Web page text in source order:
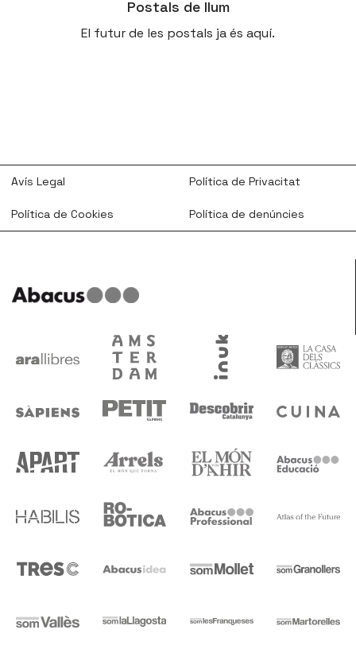
Postals de llum
El futur de les postals ja és aquí.
Avís Legal Política de Privacitat
Política de Cookies Política de denúncies